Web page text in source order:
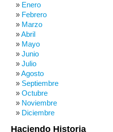
Enero
Febrero
Marzo
Abril
Mayo
Junio
Julio
Agosto
Septiembre
Octubre
Noviembre
Diciembre
Haciendo Historia